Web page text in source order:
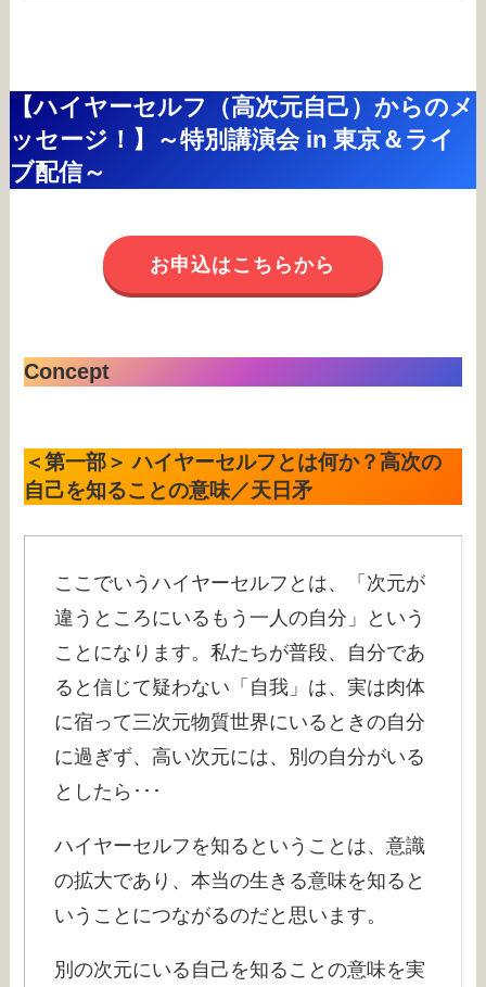
【ハイヤーセルフ（高次元自己）からのメ
ッセージ！】～特別講演会 in 東京＆ライ
ブ配信～
お申込はこちらから
Concept
＜第一部＞ ハイヤーセルフとは何か？高次の
自己を知ることの意味／天日矛
ここでいうハイヤーセルフとは、「次元が
違うところにいるもう一人の自分」という
ことになります。私たちが普段、自分であ
ると信じて疑わない「自我」は、実は肉体
に宿って三次元物質世界にいるときの自分
に過ぎず、高い次元には、別の自分がいる
としたら･･･
ハイヤーセルフを知るということは、意識
の拡大であり、本当の生きる意味を知ると
いうことにつながるのだと思います。
別の次元にいる自己を知ることの意味を実